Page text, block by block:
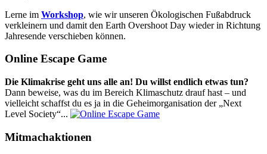
Lerne im Workshop, wie wir unseren Ökologischen Fußabdruck
verkleinern und damit den Earth Overshoot Day wieder in Richtung
Jahresende verschieben können.
Online Escape Game
Die Klimakrise geht uns alle an! Du willst endlich etwas tun?
Dann beweise, was du im Bereich Klimaschutz drauf hast – und
vielleicht schaffst du es ja in die Geheimorganisation der „Next
Level Society“...
Mitmachaktionen